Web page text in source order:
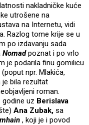
nakladničke kuće
utrošene na
na Internetu, vidi
Razlog tome krije se u
po izdavanju sada
Nomadpoznat i po vrlo
je podarila finu gomilicu
npr. Mlakića,
je bila rezultat
roman.
uz Berislava
Ana Zubak, sa
, koji je i povod